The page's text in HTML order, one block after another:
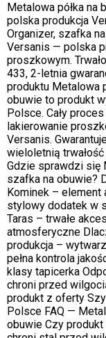
Metalowa półka na
polska produkcja
Organizer, szafka
Versanis — polska
proszkowym.
433, 2-letnia
produktu Metalowa
obuwie to produkt
Polsce. Cały
lakierowanie
Versanis.
wieloletnią
Gdzie sprawdzi się
szafka na obuwie?
Kominek – element
stylowy dodatek w
Taras – trwałe
atmosferyczne
produkcja –
pełna kontrola
klasy tapicerka
chroni przed
produkt z oferty
Polsce FAQ —
obuwie Czy